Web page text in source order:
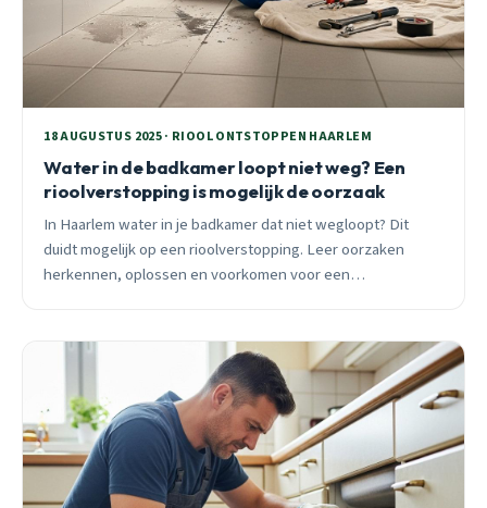
18 AUGUSTUS 2025 · RIOOL ONTSTOPPEN HAARLEM
Water in de badkamer loopt niet weg? Een
rioolverstopping is mogelijk de oorzaak
In Haarlem water in je badkamer dat niet wegloopt? Dit
duidt mogelijk op een rioolverstopping. Leer oorzaken
herkennen, oplossen en voorkomen voor een